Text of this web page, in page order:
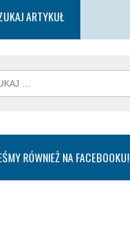
ARTYKUŁ
RÓWNIEŻ NA FACEBOOKU!